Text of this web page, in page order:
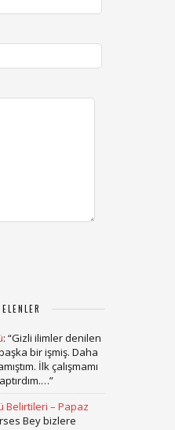
: “Gizli ilimler denilen
bir işmiş. Daha
İlk çalışmamı
”
Belirtileri – Papaz
Bey bizlere